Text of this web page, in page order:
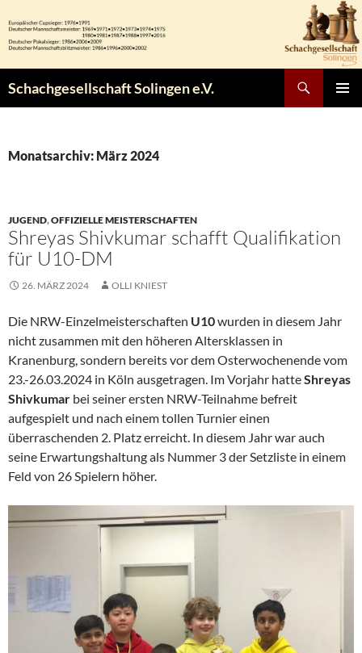
Inhalt
springen
Schachgesellschaft Solingen e.V.
Monatsarchiv: März 2024
JUGEND,OFFIZIELLE MEISTERSCHAFTEN
Shreyas Shivkumar schafft Qualifikation
für U10-DM
26. MÄRZ 2024 OLLI KNIEST
Die NRW-Einzelmeisterschaften U10wurden in diesem Jahr
nicht zusammen mit den höheren Altersklassen in
Kranenburg, sondern bereits vor dem Osterwochenende vom
23.-26.03.2024 in Köln ausgetragen. Im Vorjahr hatteShreyas
Shivkumar bei seiner ersten NRW-Teilnahme befreit
aufgespielt und nach einem tollen Turnier einen
überraschenden 2. Platz erreicht. In diesem Jahr war auch
seine Erwartungshaltung als Nummer 3 der Setzliste in einem
Feld von 26 Spielern höher.